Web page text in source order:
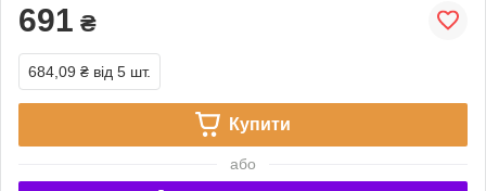
691 ₴
684,09 ₴ від 5 шт.
Купити
або